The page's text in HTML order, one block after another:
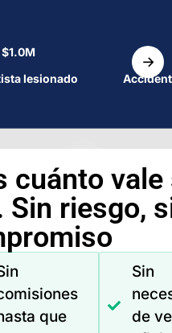
$1.0M
lesionado
→
cuánto vale
Sin riesgo,
que
Sin
de